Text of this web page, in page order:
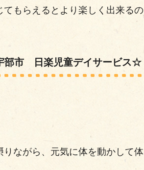
もらえるとより楽しく出来るの
市 日楽児童デイサービス☆
ながら、元気に体を動かして体